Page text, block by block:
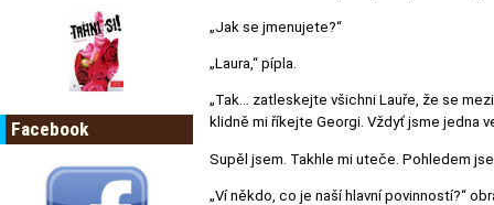
Facebook
„Jak se jmenujete?“
„Laura,“ pípla.
„Tak… zatleskejte všichni Lauře, že se
klidně mi říkejte Georgi. Vždyť jsme jedna
Supěl jsem. Takhle mi uteče. Pohledem
„Ví někdo, co je naší hlavní povinností?“